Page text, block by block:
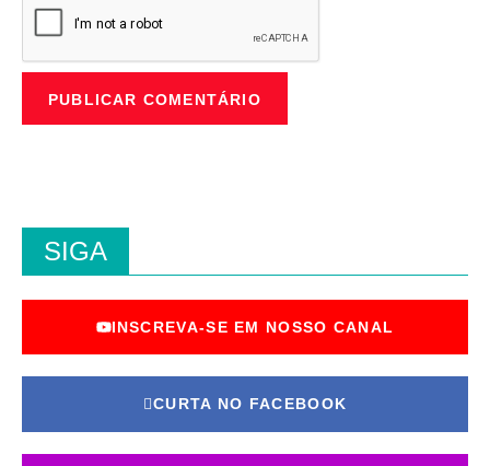
SIGA
INSCREVA-SE EM NOSSO CANAL
CURTA NO FACEBOOK